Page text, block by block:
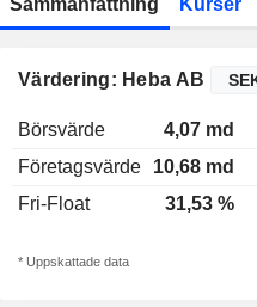
Sammanfattning Kurser
Värdering: Heba AB
Börsvärde 4,07 md
Företagsvärde
10,68 md
Fri-Float
31,53 %
* Uppskattade data